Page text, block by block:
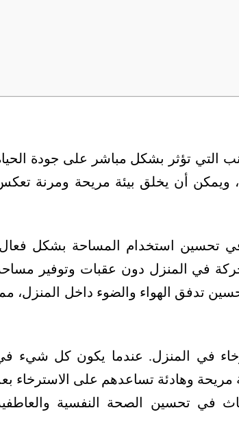
التي تؤثر بشكل مباشر على جودة
ويمكن أن يخلق بيئة مريحة ومرنة
تحسين استخدام المساحة بشكل
في المنزل دون عقبات وتوفير
تدفق الهواء والضوء داخل المنزل،
في المنزل. عندما يكون كل شيء
مريحة وهادئة تساعدهم على الاسترخاء
في تحسين الصحة النفسية